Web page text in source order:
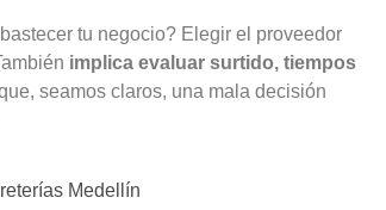
tu negocio? Elegir el proveedor
implica evaluar surtido, tiempos
seamos claros, una mala decisión